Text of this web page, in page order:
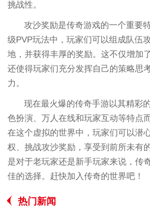
挑战性。
攻沙奖励是传奇游戏的一个重要
级PVP玩法中，玩家们可以组成队伍
地，并获得丰厚的奖励。这不仅增加
还使得玩家们充分发挥自己的策略思
力。
现在最火爆的传奇手游以其精彩
色扮演、万人在线和玩家互动等特点
在这个虚拟的世界中，玩家们可以潜
权、挑战攻沙奖励，享受到前所未有
是对于老玩家还是新手玩家来说，传
佳的选择。赶快加入传奇的世界吧！
热门新闻